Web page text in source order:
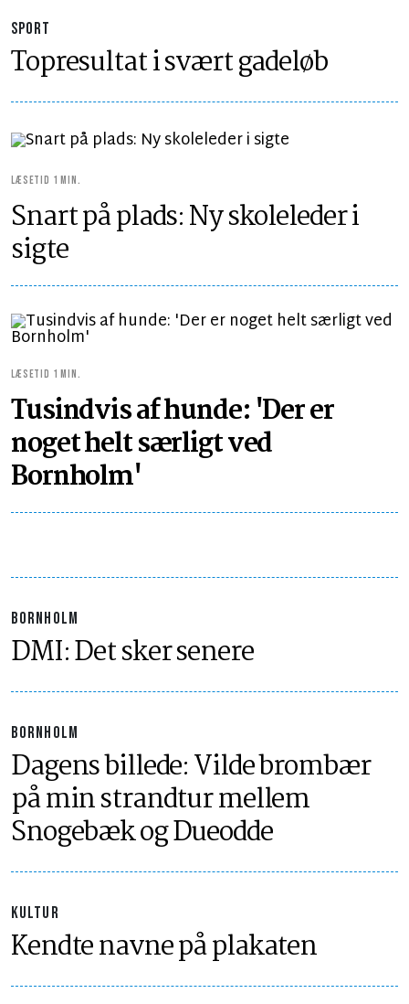
SPORT
Topresultat i svært gadeløb
LÆSETID 1 MIN.
Snart på plads: Ny skoleleder i
sigte
LÆSETID 1 MIN.
Tusindvis af hunde: 'Der er
noget helt særligt ved
Bornholm'
BORNHOLM
DMI: Det sker senere
BORNHOLM
Dagens billede: Vilde brombær
på min strandtur mellem
Snogebæk og Dueodde
KULTUR
Kendte navne på plakaten